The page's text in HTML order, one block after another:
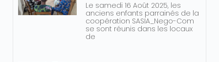
Le samedi 16 Août 2025, les
anciens enfants parrainés de la
coopération SASIA_Nego-Com
se sont réunis dans les locaux
de